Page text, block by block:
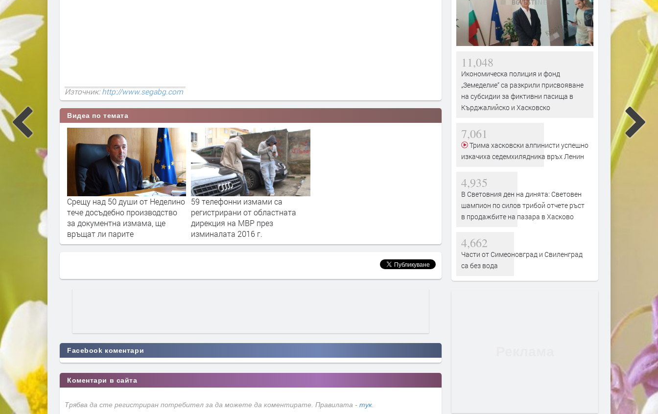
Източник:http://www.segabg.com
Видеа по темата
Срещу над 50 души от Неделино
тече досъдебно производство
за документна измама, ще
връщат ли парите
59 телефонни измами са
регистрирани от областната
дирекция на МВР през
изминалата 2016 г.
Facebook коментари
Коментари в сайта
Трябва да сте регистриран потребител за да можете да коментирате. Правилата - тук.
11,048
Икономическа полиция и фонд
„Земеделие“ са разкрили присвояване
на субсидии за фиктивни пасища в
Кърджалийско и Хасковско
7,061
Трима хасковски алпинисти успешно
изкачиха седемхилядника връх Ленин
4,935
В Световния ден на динята: Световен
шампион по силов трибой отчете ръст
в продажбите на пазара в Хасково
4,662
Части от Симеоновград и Свиленград
са без вода